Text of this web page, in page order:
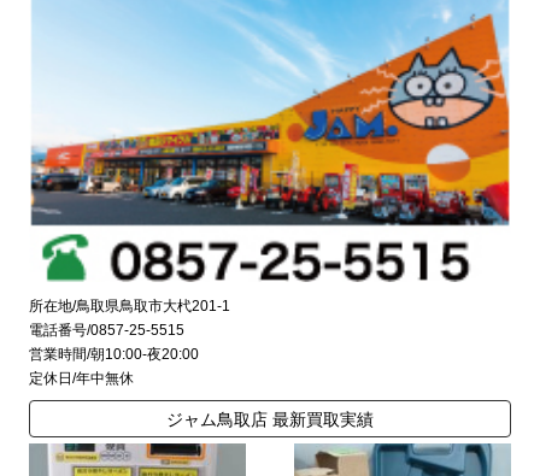
所在地/鳥取県鳥取市大杙201-1
電話番号/0857-25-5515
営業時間/朝10:00-夜20:00
定休日/年中無休
ジャム鳥取店 最新買取実績